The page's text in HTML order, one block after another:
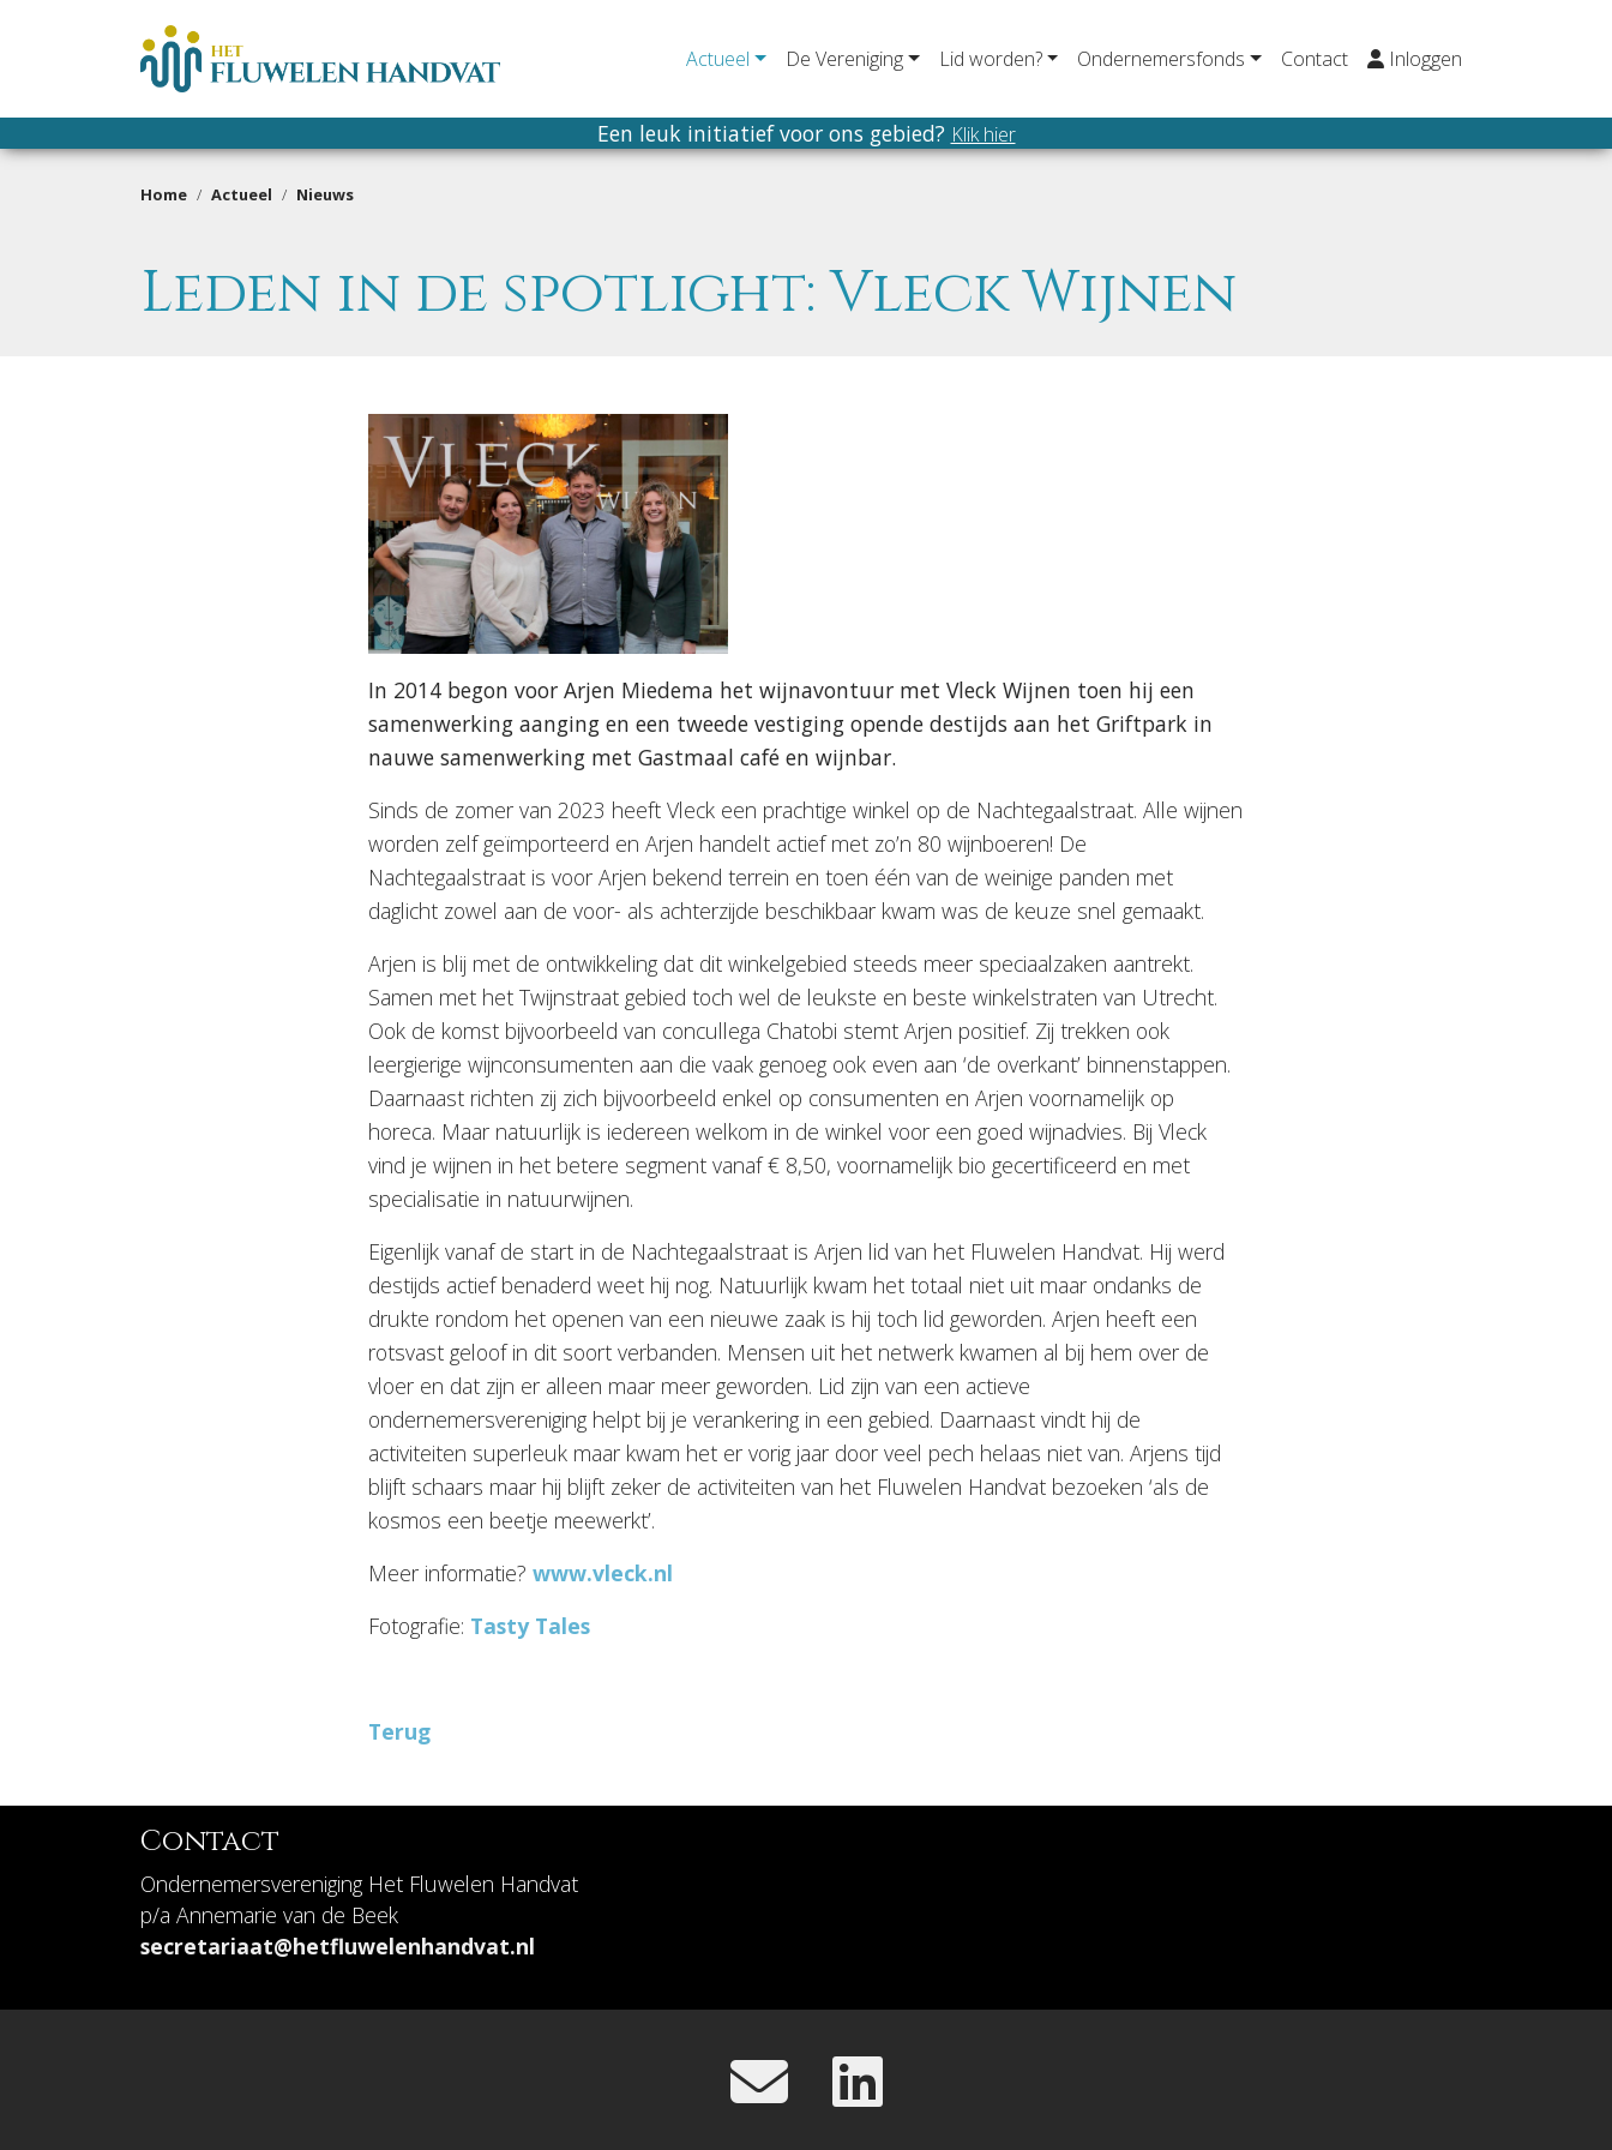
Actueel De Vereniging Lid worden? Ondernemersfonds Contact Inloggen
Een leuk initiatief voor ons gebied? Klik hier
Home Actueel Nieuws
Leden in de spotlight: Vleck Wijnen
In 2014 begon voor Arjen Miedema het wijnavontuur met Vleck Wijnen toen hij een
samenwerking aanging en een tweede vestiging opende destijds aan het Griftpark in
nauwe samenwerking met Gastmaal café en wijnbar.
Sinds de zomer van 2023 heeft Vleck een prachtige winkel op de Nachtegaalstraat. Alle wijnen
worden zelf geïmporteerd en Arjen handelt actief met zo’n 80 wijnboeren! De
Nachtegaalstraat is voor Arjen bekend terrein en toen één van de weinige panden met
daglicht zowel aan de voor- als achterzijde beschikbaar kwam was de keuze snel gemaakt.
Arjen is blij met de ontwikkeling dat dit winkelgebied steeds meer speciaalzaken aantrekt.
Samen met het Twijnstraat gebied toch wel de leukste en beste winkelstraten van Utrecht.
Ook de komst bijvoorbeeld van concullega Chatobi stemt Arjen positief. Zij trekken ook
leergierige wijnconsumenten aan die vaak genoeg ook even aan ‘de overkant’ binnenstappen.
Daarnaast richten zij zich bijvoorbeeld enkel op consumenten en Arjen voornamelijk op
horeca. Maar natuurlijk is iedereen welkom in de winkel voor een goed wijnadvies. Bij Vleck
vind je wijnen in het betere segment vanaf € 8,50, voornamelijk bio gecertificeerd en met
specialisatie in natuurwijnen.
Eigenlijk vanaf de start in de Nachtegaalstraat is Arjen lid van het Fluwelen Handvat. Hij werd
destijds actief benaderd weet hij nog. Natuurlijk kwam het totaal niet uit maar ondanks de
drukte rondom het openen van een nieuwe zaak is hij toch lid geworden. Arjen heeft een
rotsvast geloof in dit soort verbanden. Mensen uit het netwerk kwamen al bij hem over de
vloer en dat zijn er alleen maar meer geworden. Lid zijn van een actieve
ondernemersvereniging helpt bij je verankering in een gebied. Daarnaast vindt hij de
activiteiten superleuk maar kwam het er vorig jaar door veel pech helaas niet van. Arjens tijd
blijft schaars maar hij blijft zeker de activiteiten van het Fluwelen Handvat bezoeken ‘als de
kosmos een beetje meewerkt’.
Meer informatie? www.vleck.nl
Fotografie: Tasty Tales
Terug
Contact
Ondernemersvereniging Het Fluwelen Handvat
p/a Annemarie van de Beek
secretariaat@hetfluwelenhandvat.nl